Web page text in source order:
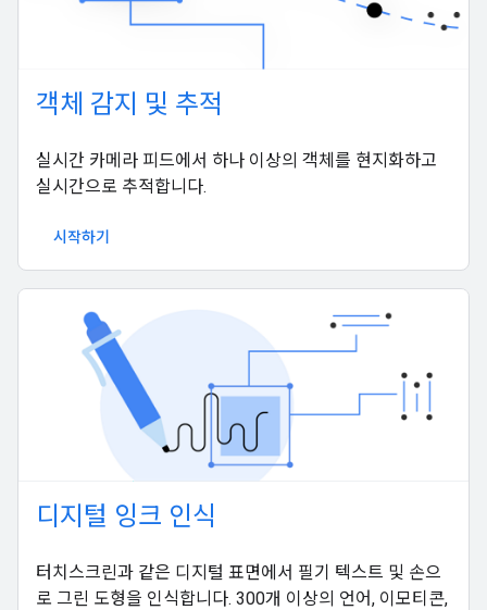
객체 감지 및 추적
실시간 카메라 피드에서 하나 이상의 객체를 현지화하고
실시간으로 추적합니다.
시작하기
디지털 잉크 인식
터치스크린과 같은 디지털 표면에서 필기 텍스트 및 손으
로 그린 도형을 인식합니다. 300개 이상의 언어, 이모티콘,